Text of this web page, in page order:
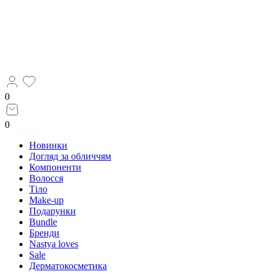
0
0
Новинки
Догляд за обличчям
Компоненти
Волосся
Тіло
Make-up
Подарунки
Bundle
Бренди
Nastya loves
Sale
Дерматокосметика